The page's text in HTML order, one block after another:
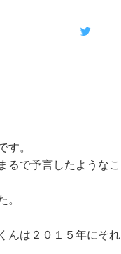
。
るで予言したようなこ
んは２０１５年にそれ